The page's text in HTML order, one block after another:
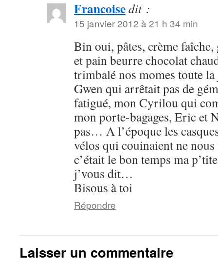
Francoisedit :
15 janvier 2012 à 21 h 34 min
Bin oui, pâtes, crème
et pain beurre chocolat
trimbalé nos momes toute
Gwen qui arrêtait pas de
fatigué, mon Cyrilou qui
mon porte-bagages, Eric et
pas… A l’époque les
vélos qui couinaient ne nous
c’était le bon temps ma
j’vous dit…
Bisous à toi
Répondre
Laisser un commentaire